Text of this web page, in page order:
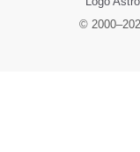
© 2000–